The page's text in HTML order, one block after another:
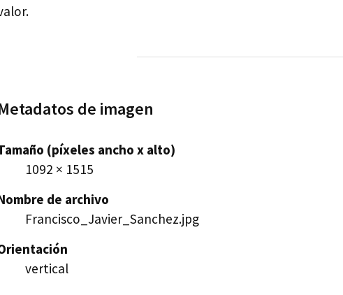
de imagen
(píxeles ancho x alto)
1092 × 1515
de archivo
Francisco_Javier_Sanchez.jpg
vertical